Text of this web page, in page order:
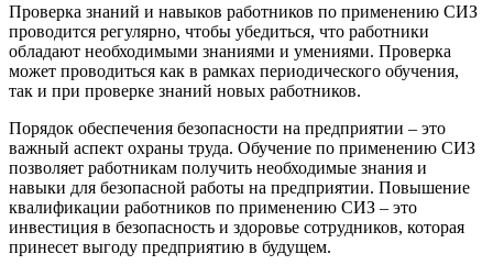
Проверка знаний и навыков работников по применению СИЗ
проводится регулярно, чтобы убедиться, что работники
обладают необходимыми знаниями и умениями. Проверка
может проводиться как в рамках периодического обучения,
так и при проверке знаний новых работников.
Порядок обеспечения безопасности на предприятии – это
важный аспект охраны труда. Обучение по применению СИЗ
позволяет работникам получить необходимые знания и
навыки для безопасной работы на предприятии. Повышение
квалификации работников по применению СИЗ – это
инвестиция в безопасность и здоровье сотрудников, которая
принесет выгоду предприятию в будущем.